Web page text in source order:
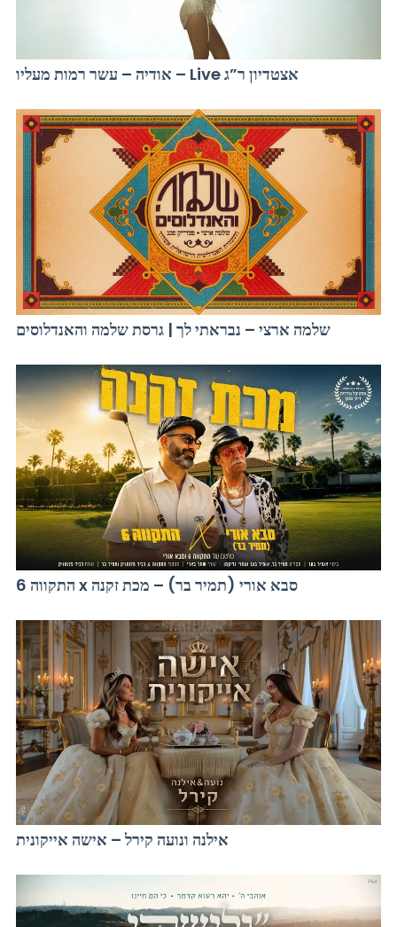
אודיה – עשר רמות מעליו – Live אצטדיון ר”ג
שלמה ארצי – נבראתי לך | גרסת שלמה והאנדלוסים
התקווה 6 x סבא אורי (תמיר בר) – מכת זקנה
אילנה ונועה קירל – אישה אייקונית